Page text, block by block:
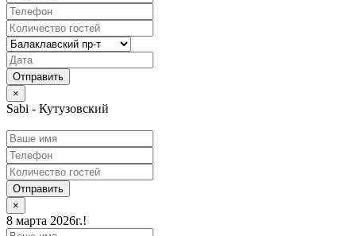
×
Sabi - Кутузовский
Отправить
×
8 марта 2026г.!